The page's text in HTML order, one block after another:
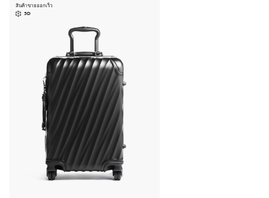
สินค้าขายออกเร็ว
3D